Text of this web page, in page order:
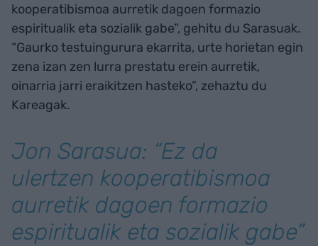
kooperatibismoa aurretik dagoen formazio
espiritualik eta sozialik gabe”, gehitu du Sarasuak.
“Gaurko testuingurura ekarrita, urte horietan egin
zena izan zen lurra prestatu erein aurretik,
oinarria jarri eraikitzen hasteko”, zehaztu du
Kareagak.
Jon Sarasua: “Ez da
ulertzen kooperatibismoa
aurretik dagoen formazio
espiritualik eta sozialik gabe”